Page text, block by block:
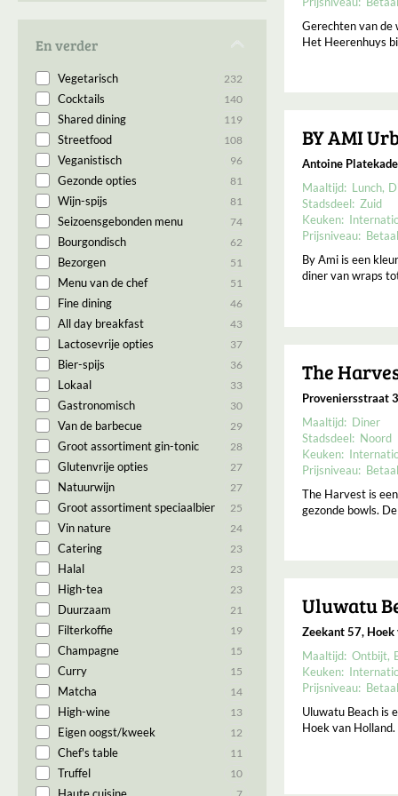
Tapas 3
Dim Sum 2
Eigen oogst/kweek 2
Halal 2
All you can eat 1
Bento 1
Farm to table (kop tot staart) 1
IJs 1
Veganistisch 2
Caribisch 1
Duits 1
Engels 1
Japans 1
Pannenkoeken 1
Slavisch 1
Spaans 1
Turks 1
Vietnamees 1
En verder
Vegetarisch 232
Cocktails 140
Shared dining 119
Streetfood 108
Veganistisch 96
Gezonde opties 81
Wijn-spijs 81
Seizoensgebonden menu 74
Bourgondisch 62
Bezorgen 51
Menu van de chef 51
Fine dining 46
All day breakfast 43
Lactosevrije opties 37
Bier-spijs 36
Lokaal 33
Gastronomisch 30
Van de barbecue 29
Groot assortiment gin-tonic 28
Glutenvrije opties 27
Natuurwijn 27
Groot assortiment speciaalbier 25
Vin nature 24
Catering 23
Halal 23
High-tea 23
Duurzaam 21
Filterkoffie 19
Champagne 15
Curry 15
Matcha 14
High-wine 13
Eigen oogst/kweek 12
Chef's table 11
Truffel 10
Gerechten van de
Het Heerenhuys
BY AMI
Antoine
Maaltijd: Lunch
Stadsdeel: Zuid
Keuken:
Prijsniveau:
By Ami is een
diner van wraps
The
Proveniersstraat
Maaltijd: Diner
Stadsdeel: Noord
Keuken:
Prijsniveau:
The Harvest is
gezonde bowls.
Uluwatu
Zeekant 57, Hoek
Maaltijd: Ontbijt
Keuken:
Prijsniveau:
Uluwatu Beach is
Hoek van